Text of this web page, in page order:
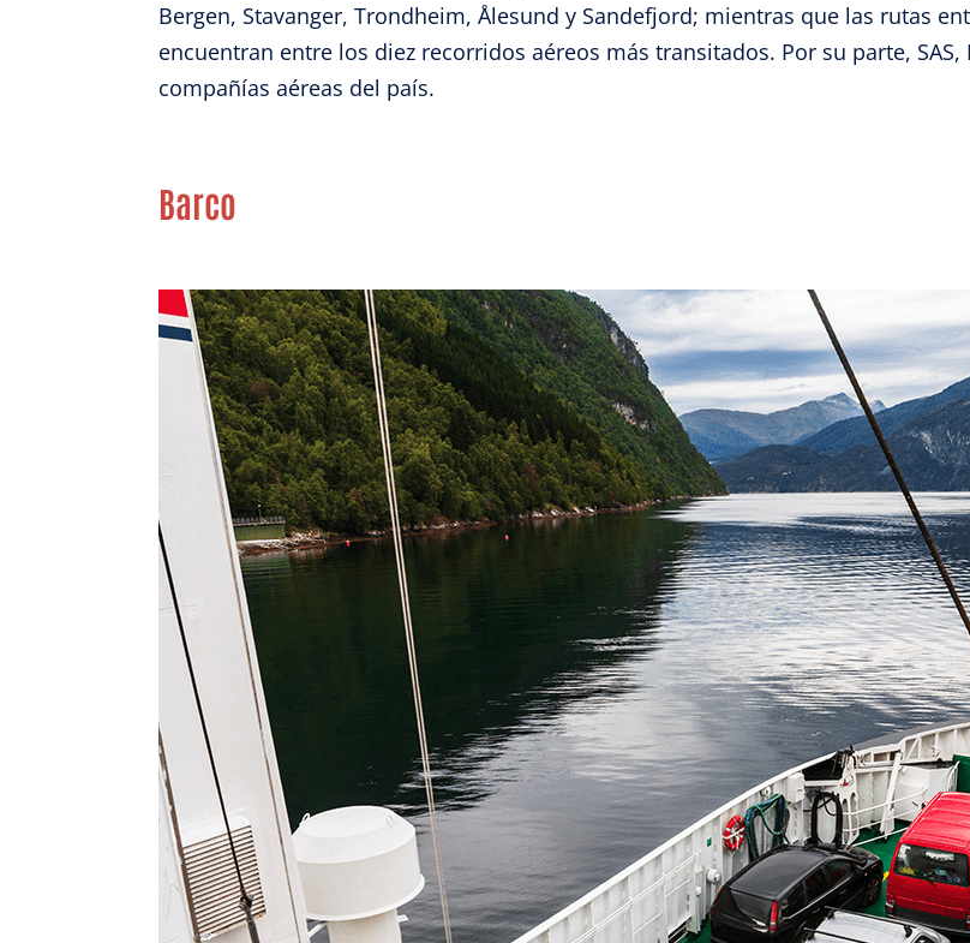
Bergen, Stavanger, Trondheim, Ålesund y Sandefjord; mientras que las rutas
encuentran entre los diez recorridos aéreos más transitados. Por su parte,
compañías aéreas del país.
Barco